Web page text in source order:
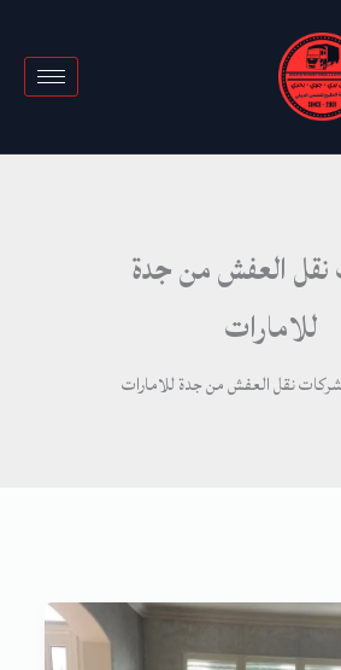
العفش من جدة
للامارات
شركات نقل العفش من جدة للامارات